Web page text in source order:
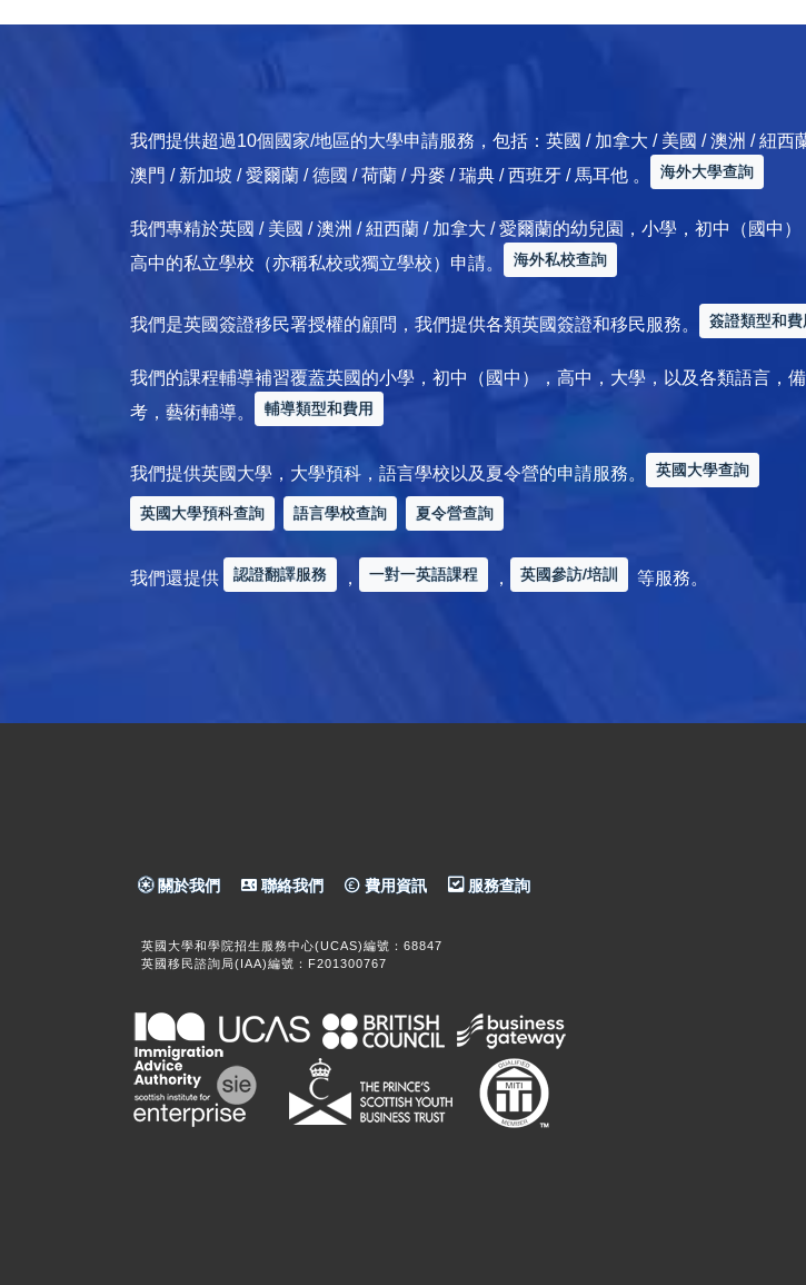
我們提供超過10個國家/地區的大學申請服務，包括：英國 / 加拿大 / 美國 / 澳洲 / 紐西
澳門 / 新加坡 / 愛爾蘭 / 德國 / 荷蘭 / 丹麥 / 瑞典 / 西班牙 / 馬耳他 。
海外大學查詢
我們專精於英國 / 美國 / 澳洲 / 紐西蘭 / 加拿大 / 愛爾蘭的幼兒園，小學，初中（國中）
高中的私立學校（亦稱私校或獨立學校）申請。
海外私校查詢
我們是英國簽證移民署授權的顧問，我們提供各類英國簽證和移民服務。 簽證類型和費
我們的課程輔導補習覆蓋英國的小學，初中（國中），高中，大學，以及各類語言，備
考，藝術輔導。
輔導類型和費用
我們提供英國大學，大學預科，語言學校以及夏令營的申請服務。 英國大學查詢
英國大學預科查詢 語言學校查詢 夏令營查詢
我們還提供 認證翻譯服務 ， 一對一英語課程 ， 英國參訪/培訓 等服務。
關於我們 聯絡我們 費用資訊 服務查詢
英國大學和學院招生服務中心(UCAS)編號：68847
英國移民諮詢局(IAA)編號：F201300767